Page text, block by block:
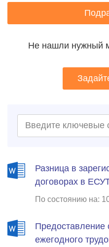
Не нашли нужный
Разница в
договорах в
По состоянию на:
Предоставление
ежегодного